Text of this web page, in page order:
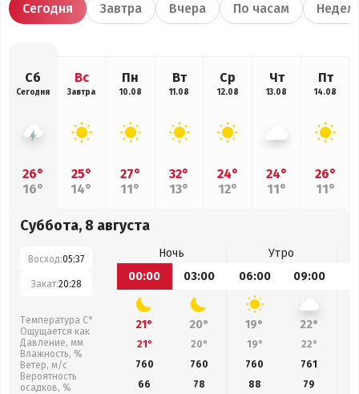
Сегодня Завтра Вчера По часам
Сб
Сегодня
26°
16°
Вс
Завтра
25°
14°
Пн
10.08
27°
11°
Вт
11.08
32°
13°
Ср
12.08
24°
12°
Чт
13.08
24°
11°
Пт
14.08
26°
11°
Суббота, 8 августа
Восход:05:37
Закат:20:28
Температура С°
Ощущается как
Давление, мм
Влажность, %
Ветер, м/с
Вероятность
осадков, %
Ночь
Утро
00:00
03:00 06:00 09:00
21° 20° 19° 22°
21° 20° 19° 22°
760
760 760 761
66
78 88 79